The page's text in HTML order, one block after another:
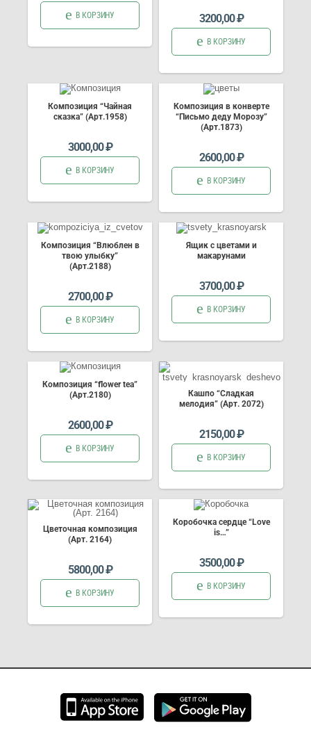
В КОРЗИНУ 3200,00₽
В КОРЗИНУ
Композиция “Чайная
сказка” (Арт.1958)
3000,00₽
В КОРЗИНУ
Композиция в конверте
“Письмо деду Морозу”
(Арт.1873)
2600,00₽
В КОРЗИНУ
Композиция “Влюблен в
твою улыбку”
(Арт.2188)
2700,00₽
В КОРЗИНУ
Ящик с цветами и
макарунами
3700,00₽
В КОРЗИНУ
Композиция “flower tea”
(Арт.2180)
2600,00₽
В КОРЗИНУ
Кашпо “Сладкая
мелодия” (Арт. 2072)
2150,00₽
В КОРЗИНУ
Цветочная композиция
(Арт. 2164)
5800,00₽
В КОРЗИНУ
Коробочка сердце “Love
is…”
3500,00₽
В КОРЗИНУ